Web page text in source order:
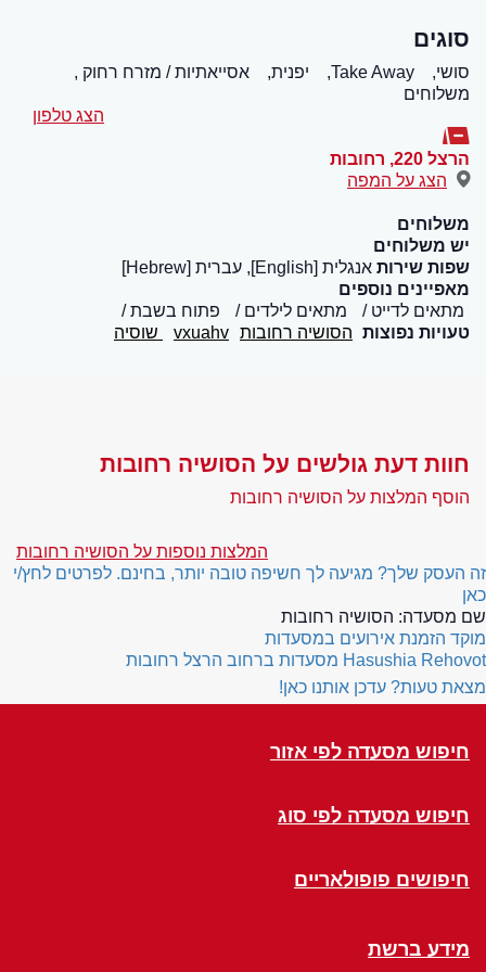
סוגים
סושי, Take Away, יפנית,
אסייאתיות / מזרח רחוק ,
משלוחים
הצג טלפון
הרצל 220 , רחובות
הצג על המפה
משלוחים
יש משלוחים
שפות שירות אנגלית [English], עברית [Hebrew]
מאפיינים נוספים
מתאים לדייט
מתאים לילדים
פתוח בשבת
טעויות נפוצות הסושיה רחובות vxuahv שוסיה
חוות דעת גולשים על הסושיה רחובות
הוסף המלצות על הסושיה רחובות
המלצות נוספות על הסושיה רחובות
זה העסק שלך? מגיעה לך חשיפה טובה יותר, בחינם. לפרטים לחץ/י
כאן
שם מסעדה: הסושיה רחובות
מוקד הזמנת אירועים במסעדות
Hasushia Rehovot מסעדות ברחוב הרצל רחובות
מצאת טעות? עדכן אותנו כאן!
חיפוש מסעדה לפי אזור
חיפוש מסעדה לפי סוג
חיפושים פופולאריים
מידע ברשת